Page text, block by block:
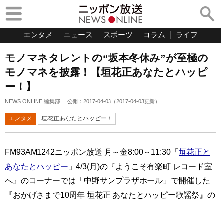
エンタメ ニュース スポーツ コラム ライフ
モノマネタレントの“坂本冬休み”が至極の
モノマネを披露！【垣花正あなたとハッピ
ー！】
NEWS ONLINE 編集部 公開： 2017-04-03 （2017-04-03更新）
エンタメ 垣花正あなたとハッピー！
FM93AM1242ニッポン放送 月～金8:00～11:30「垣花正と
あなたとハッピー 」4/3(月)の『ようこそ有楽町 レコード室
へ』のコーナーでは「中野サンプラザホール」で開催した
『おかげさまで10周年 垣花正 あなたとハッピー歌謡祭』の